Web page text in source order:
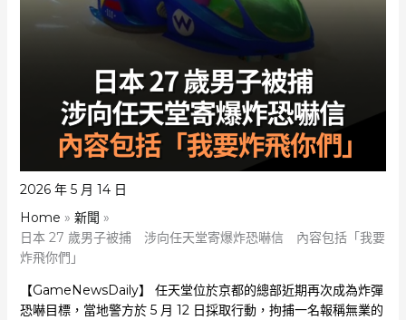
2026 年 5 月 14 日
Home
新聞
日本 27 歲男子被捕 涉向任天堂寄爆炸恐嚇信 內容包括「我要
炸飛你們」
【GameNewsDaily】 任天堂位於京都的總部近期再次成為炸彈
恐嚇目標，當地警方於 5 月 12 日採取行動，拘捕一名報稱無業的